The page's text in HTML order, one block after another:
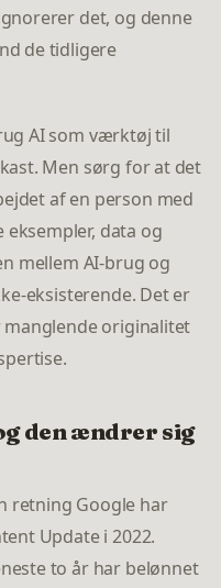
det, og denne
de tidligere
AI som værktøj til
Men sørg for at det
af en person med
data og
mellem AI-brug og
eksisterende. Det er
originalitet
den ændrer sig
retning Google har
Update i 2022.
to år har belønnet